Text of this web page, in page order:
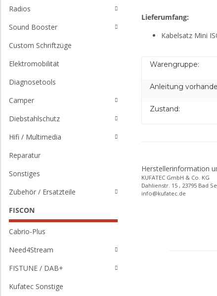
Lieferumfang:
Kabelsatz Mini
Warengruppe:
Anleitung
Zustand:
Herstellerinformation
KUFATEC GmbH & Co. KG
Dahlienstr. 15 , 23795 Bad
info@kufatec.de
Radios
Sound Booster
Custom Schriftzüge
Elektromobilität
Diagnosetools
Camper
Diebstahlschutz
Hifi / Multimedia
Reparatur
Sonstiges
Zubehör / Ersatzteile
FISCON
Cabrio-Plus
Need4Stream
FISTUNE / DAB+
Kufatec Sonstige